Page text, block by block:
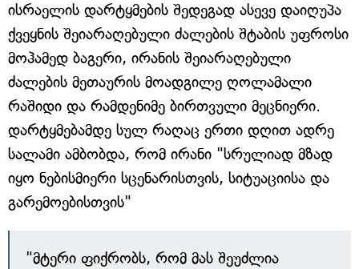
ისრაელის დარტყმების შედეგად ასევე დაიღუპა
ქვეყნის შეიარაღებული ძალების შტაბის უფროსი
მოჰამედ ბაგერი, ირანის შეიარაღებული
ძალების მეთაურის მოადგილე ღოლამალი
რაშიდი და რამდენიმე ბირთვული მეცნიერი.
დარტყმებამდე სულ რაღაც ერთი დღით ადრე
სალამი ამბობდა, რომ ირანი "სრულიად მზად
იყო ნებისმიერი სცენარისთვის, სიტუაციისა და
გარემოებისთვის"
"მტერი ფიქრობს, რომ მას შეუძლია